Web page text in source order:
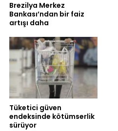
Brezilya Merkez
Bankası’ndan bir faiz
artışı daha
Tüketici güven
endeksinde kötümserlik
sürüyor